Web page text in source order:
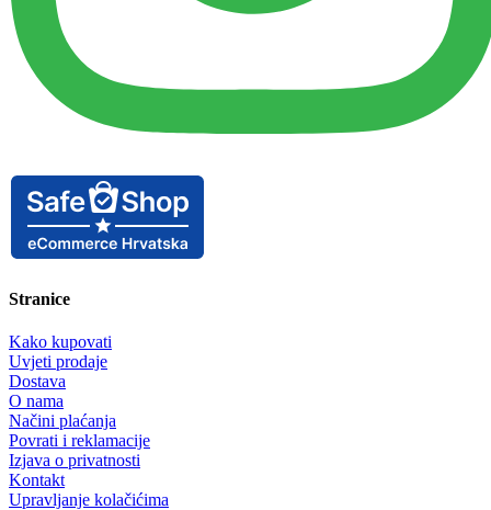
Stranice
Kako kupovati
Uvjeti prodaje
Dostava
O nama
Načini plaćanja
Povrati i reklamacije
Izjava o privatnosti
Kontakt
Upravljanje kolačićima